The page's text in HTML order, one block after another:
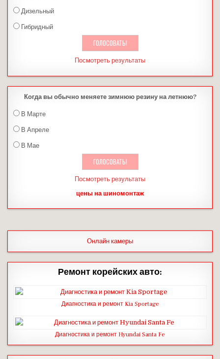
Дизельный
Гибридный
Посмотреть результаты
Когда вы обычно меняете зимнюю резину на летнюю?
В Марте
В Апреле
В Мае
Посмотреть результаты
цены на шиномонтаж
Онлайн камеры
Ремонт корейских авто:
Диагностика и ремонт Kia Sportage
Диагностика и ремонт Hyundai Santa Fe